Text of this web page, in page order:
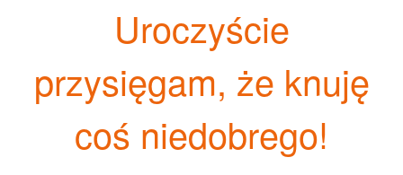
Uroczyście
przysięgam, że knuję
coś niedobrego!